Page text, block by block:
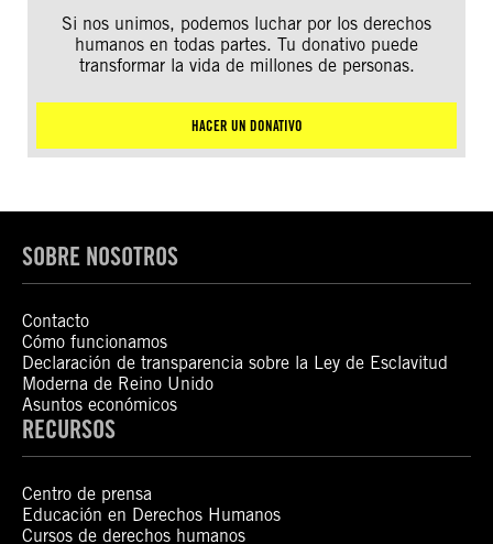
Si nos unimos, podemos luchar por los derechos
humanos en todas partes. Tu donativo puede
transformar la vida de millones de personas.
HACER UN DONATIVO
SOBRE NOSOTROS
Contacto
Cómo funcionamos
Declaración de transparencia sobre la Ley de Esclavitud
Moderna de Reino Unido
Asuntos económicos
RECURSOS
Centro de prensa
Educación en Derechos Humanos
Cursos de derechos humanos